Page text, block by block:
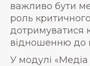
важливо бути
роль
дотримуватися
відношенню до
У модулі «Медіа